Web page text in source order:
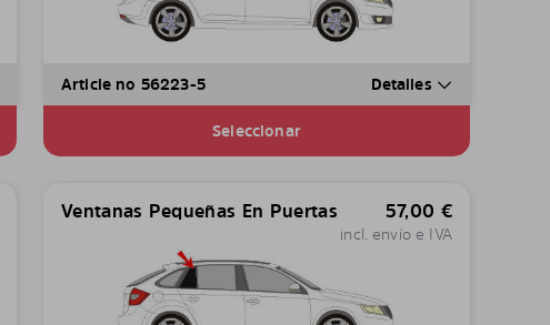
Article no 56223-5 Detalles
Seleccionar
Ventanas Pequeñas En Puertas 57,00 €
incl. envío e IVA